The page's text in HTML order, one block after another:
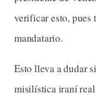
verificar esto, pues
mandatario.
Esto lleva a dudar
misilística iraní